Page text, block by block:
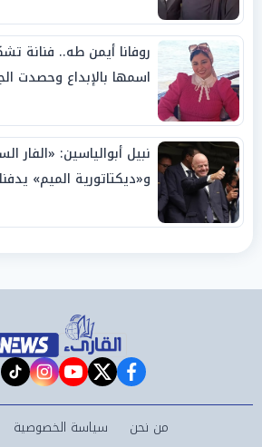
روفانا أيمن طه.. فنانة
اسمها بالإبداع وحصدت
نبيل أبوالياسين: «الفار
و«ديكتاتورية الميم»
facebook
twitter
youtube
من نحن سياسة الخصوصية